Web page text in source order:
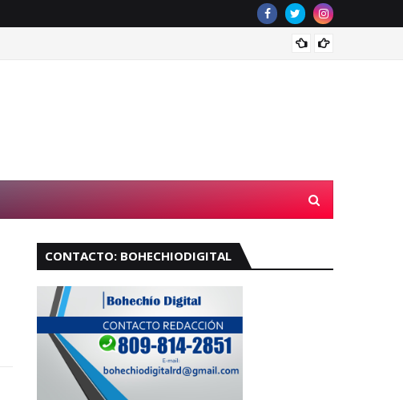
CONTACTO: BOHECHIODIGITAL